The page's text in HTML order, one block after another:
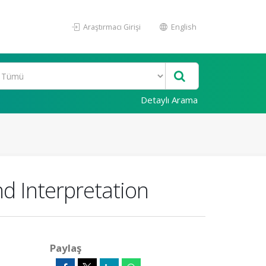
Araştırmacı Girişi English
Detaylı Arama
Interpretation
Paylaş